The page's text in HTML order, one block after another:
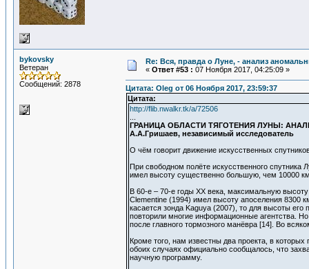
bykovsky
Ветеран
Сообщений: 2878
Re: Вся, правда о Луне, - анализ
« Ответ #53 : 07 Ноября 2017, 04:25:09 »
Цитата: Oleg от 06 Ноября 2017, 23:59:37
Цитата:
http://flib.nwalkr.tk/a/72506
ГРАНИЦА ОБЛАСТИ ТЯГОТЕНИЯ ЛУНЫ:
А.А.Гришаев, независимый исследователь
О чём говорит движение искусственных
При свободном полёте искусственного спутника
имел высоту существенно большую, чем 10000
В 60-е – 70-е годы ХХ века, максимальную
Clementine (1994) имел высоту апоселения 8300
касается зонда Kaguya (2007), то для высоты его
повторили многие информационные агентства.
после главного тормозного манёвра [14]. Во
Кроме того, нам известны два проекта, в
обоих случаях официально сообщалось, что
научную программу.